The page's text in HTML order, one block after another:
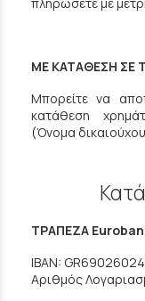
ΜΕ ΚΑΤΑΘΕΣΗ ΣΕ
Μπορείτε να
κατάθεση
(Όνομα
ΤΡΑΠΕΖΑ
IBAN:
Αριθμός